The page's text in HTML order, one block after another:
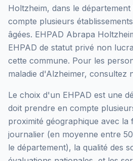
Holtzheim, dans le département
compte plusieurs
âgées. EHPAD Abrapa
EHPAD de statut privé non
cette commune. Pour les
maladie d'Alzheimer, consultez
Le choix d'un EHPAD est une
doit prendre en compte
proximité géographique avec la
journalier (en moyenne entre
le département), la qualité des